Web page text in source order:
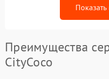
Показать
Преимущества
CityCoco